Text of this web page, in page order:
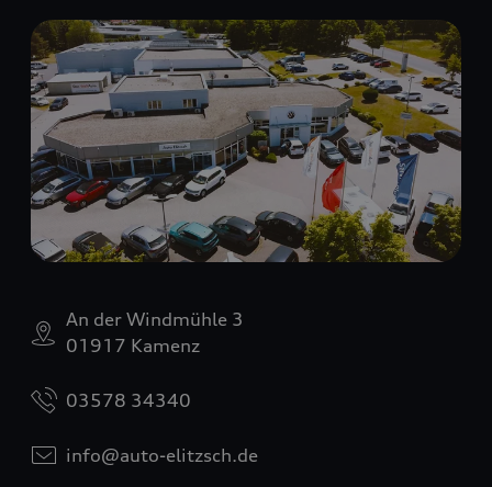
An der Windmühle 3
01917 Kamenz
03578 34340
info@auto-elitzsch.de